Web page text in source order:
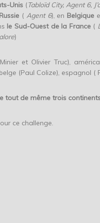
Unis(Tabloïd City, Agent 6,
Russie ( Agent 6), en Belgique
le Sud-Ouest de la France(
)
et Olivier Truc),
(Paul Colize), espagnol (
tout de même trois
ce challenge.